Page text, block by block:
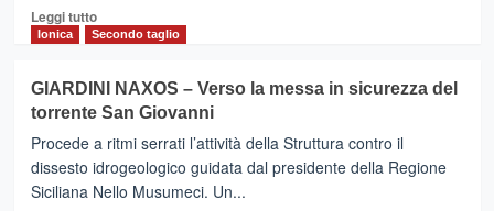
zona
San
Leggi tuttoLeggi
di
Giardini
Naxos
-
Dissesto
idrogeologico:
aggiudicati
Ionica Secondo taglio
GIARDINI NAXOS – Verso la messa in sicurezza del
torrente San Giovanni
Procede a ritmi serrati l’attività della Struttura contro il
dissesto idrogeologico guidata dal presidente della Regione
Siciliana Nello Musumeci. Un...